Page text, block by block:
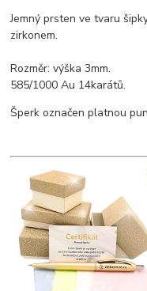
Jemný prsten ve tvaru
zirkonem.
Rozměr: výška 3mm.
585/1000 Au 14karátů.
Šperk označen platnou